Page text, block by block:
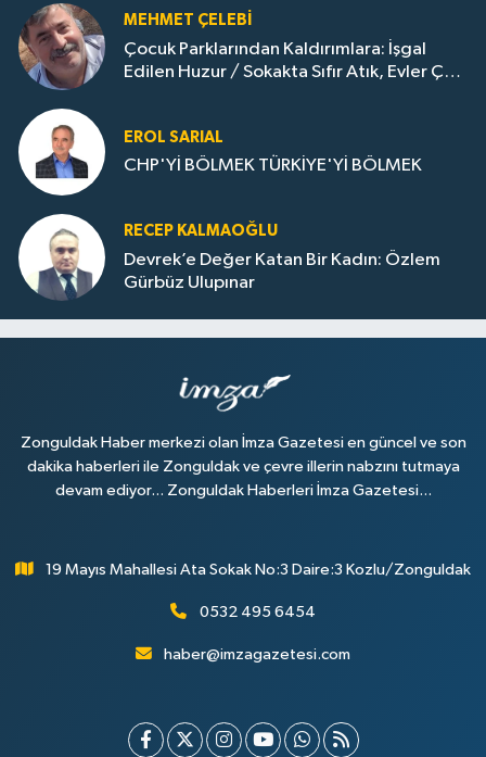
MEHMET ÇELEBI
Çocuk Parklarından Kaldırımlara: İşgal
Edilen Huzur / Sokakta Sıfır Atık, Evler Çöp
EROL SARIAL
CHP'Yİ BÖLMEK TÜRKİYE'Yİ BÖLMEK
RECEP KALMAOĞLU
Devrek’e Değer Katan Bir Kadın: Özlem
Gürbüz Ulupınar
Zonguldak Haber merkezi olan İmza Gazetesi en güncel ve son
dakika haberleri ile Zonguldak ve çevre illerin nabzını tutmaya
devam ediyor... Zonguldak Haberleri İmza Gazetesi...
19 Mayıs Mahallesi Ata Sokak No:3 Daire:3 Kozlu/Zonguldak
0532 495 6454
haber@imzagazetesi.com